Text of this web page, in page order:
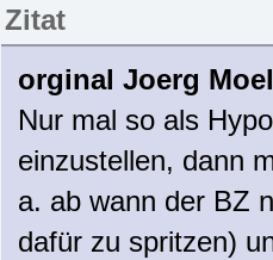
Zitat
orginal Joerg
Nur mal so als
einzustellen, dann
a. ab wann der BZ
dafür zu spritzen)